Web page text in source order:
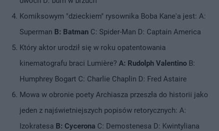
Komiksowym "dzieckiem" rysownika Boba Kane'a jest: A:
Superman B: Batman C: Spider-Man D: Captain America
Który aktor urodził się w roku opatentowania
kinematografu braci Lumière? A: Rudolph Valentino B:
Humphrey Bogart C: Charlie Chaplin D: Fred Astaire
Mowa w obronie poety Archiasza przeszła do historii jako
jeden z najświetniejszych popisów retorycznych: A:
Izokratesa B: Cycerona C: Demostenesa D: Kwintyliana